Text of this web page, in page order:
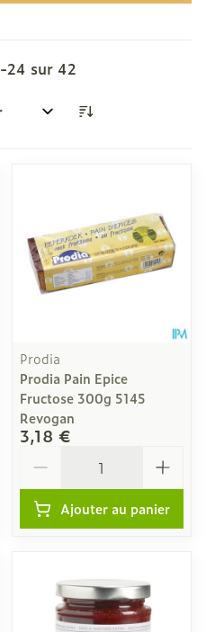
-24 sur 42
Prodia
Prodia Pain Epice
Fructose 300g 5145
Revogan
3,18 €
Ajouter au panier